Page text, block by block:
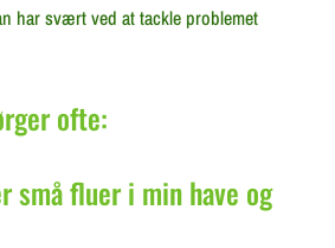
har svært ved at tackle problemet
ofte:
små fluer i min have og